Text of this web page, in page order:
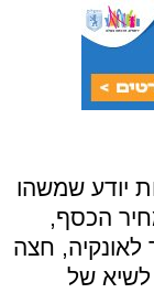
יודע שמשהו
הכסף,
2025 סביב 30 דולר לאונקיה, חצה
והגיע לשיא של